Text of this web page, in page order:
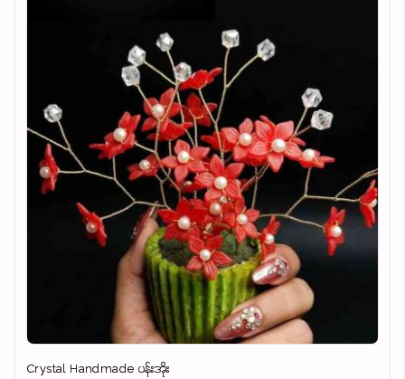
လက်လွတ်မခံနဲ့ ⚡
Crystal Handmade ပန်းအိုး